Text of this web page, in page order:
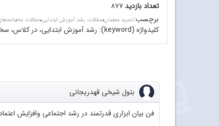
تعداد بازدید۸۷۷
برچسب:تجربه معلمان،مقالات رشد آموزش ابتدایی،مقالات
کلیدواژه (keyword): رشد آموزش ابتدایی، در کلاس،
بتول شیخی قهدریجانی
فن بیان ابزاری قدرتمند در رشد اجتماعی وافزایش